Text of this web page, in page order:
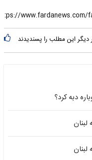
دیگر این مطلب را پسندیدند
دبه کرد؟
لبنان
لبنان